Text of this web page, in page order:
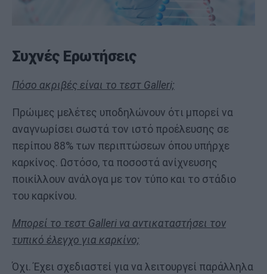
Συχνές Ερωτήσεις
Πόσο ακριβές είναι το τεστ Galleri;
Πρώιμες μελέτες υποδηλώνουν ότι μπορεί να
αναγνωρίσει σωστά τον ιστό προέλευσης σε
περίπου 88% των περιπτώσεων όπου υπήρχε
καρκίνος. Ωστόσο, τα ποσοστά ανίχνευσης
ποικίλλουν ανάλογα με τον τύπο και το στάδιο
του καρκίνου.
Μπορεί το τεστ Galleri να αντικαταστήσει τον
τυπικό έλεγχο για καρκίνο;
Όχι. Έχει σχεδιαστεί για να λειτουργεί παράλληλα